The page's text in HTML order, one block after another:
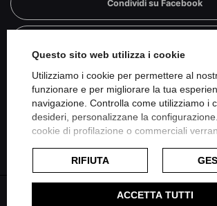
Questo sito web utilizza i cookie
Utilizziamo i cookie per permettere al
funzionare e per migliorare la tua
navigazione. Controlla come utilizziamo i
desideri, personalizzane la
cookie di profilazione o commerciali
dell'utente e, se consentito, potrebbero
per personalizzare gli annunci
informazioni su come Google utilizza i
politica sulla privacy di Google
RIFIUTA
ACCETTA TUTTI
Condividi su Facebook
Condividi su Linkedin
Condividi su Whatsapp